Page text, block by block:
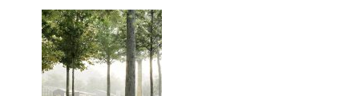
transformarea Grădinii Casei
Universitarilor